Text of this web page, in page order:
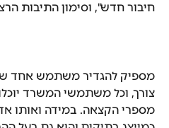
חיבור חדש", וסימון התיבות
מספיק להגדיר משתמש אחד
צורך, וכל משתמשי המשרד
מספרי הקצאה. במידה ואותו